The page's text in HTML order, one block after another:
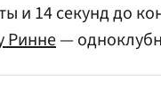
и 14 секунд до
Ринне—